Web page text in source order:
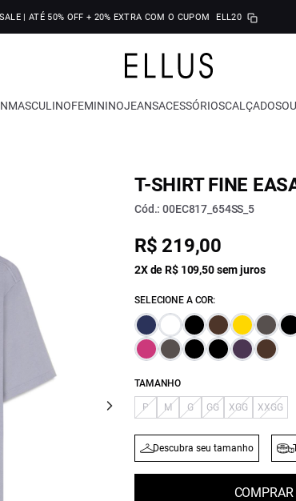
SALE | ATÉ 50% OFF + 20% EXTRA COM O CUPOM ELL20
MASCULINOFEMININOJEANSACESSÓRIOSCALÇADOS
T-SHIRT FINE
Cód.: 00EC817_654SS_5
R$ 219,00
2X de R$ 109,50 sem juros
SELECIONE A COR:
TAMANHO
P M G GG XGG XXGG
Descubra seu tamanho
COMPRAR